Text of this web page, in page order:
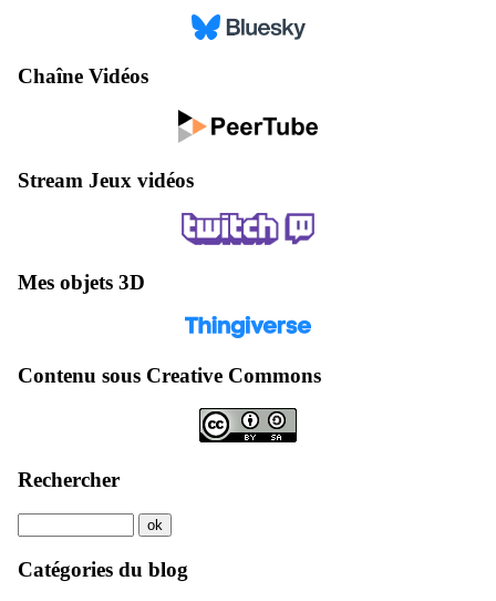
Chaîne Vidéos
Stream Jeux vidéos
Mes objets 3D
Contenu sous Creative Commons
Rechercher
Catégories du blog